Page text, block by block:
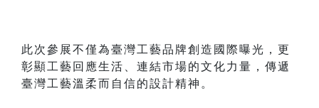
此次參展不僅為臺灣工藝品牌創造國際曝光，更
彰顯工藝回應生活、連結市場的文化力量，傳遞
臺灣工藝溫柔而自信的設計精神。